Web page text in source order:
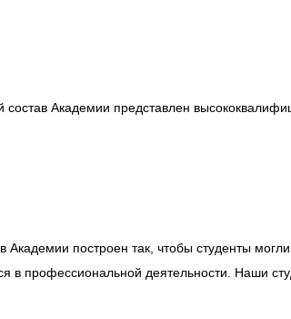
состав Академии представлен
Академии построен так, чтобы студенты
в профессиональной деятельности. Наши